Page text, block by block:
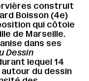
construit
Boisson (4e)
qui côtoie
de Marseille.
dans ses
Dessin
lequel 14
du dessin